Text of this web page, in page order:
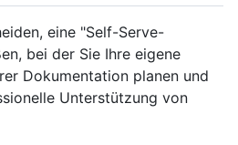
eine "Self-Serve-
bei der Sie Ihre eigene
Dokumentation planen und
Unterstützung von